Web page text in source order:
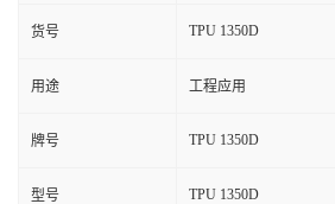
货号 TPU 1350D
用途 工程应用
牌号 TPU 1350D
型号 TPU 1350D